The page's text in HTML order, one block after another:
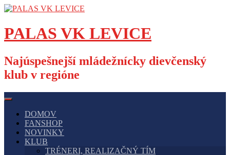
Skip
content
PALAS VK LEVICE
Najúspešnejší mládežnícky dievčenský
klub v regióne
DOMOV
FANSHOP
NOVINKY
KLUB
TRÉNERI, REALIZAČNÝ TÍM